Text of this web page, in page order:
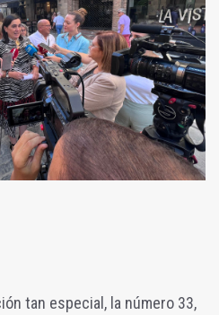
tan especial, la número 33,